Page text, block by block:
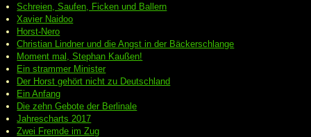
Schreien, Saufen, Ficken und Ballern
Xavier Naidoo
Horst-Nero
Christian Lindner und die Angst in der Bäckerschlange
Moment mal, Stephan Kaußen!
Ein strammer Minister
Der Horst gehört nicht zu Deutschland
Ein Anfang
Die zehn Gebote der Berlinale
Jahrescharts 2017
Zwei Fremde im Zug